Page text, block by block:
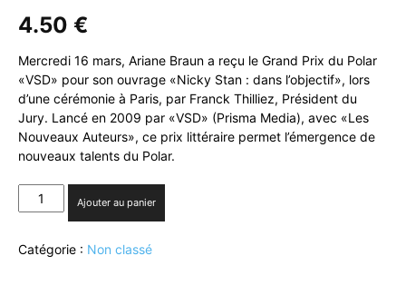
4.50 €
Mercredi 16 mars, Ariane Braun a reçu le Grand Prix du Polar
«VSD» pour son ouvrage «Nicky Stan : dans l’objectif», lors
d’une cérémonie à Paris, par Franck Thilliez, Président du
Jury. Lancé en 2009 par «VSD» (Prisma Media), avec «Les
Nouveaux Auteurs», ce prix littéraire permet l’émergence de
nouveaux talents du Polar.
quantité
de
Prix
Ajouter au panier
Catégorie : Non classé